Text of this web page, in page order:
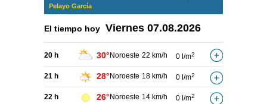
Pelayo García
El tiempo hoy Viernes 07.08.2026
20 h 30° Noroeste 22 km/h 0 l/m2
21 h 28° Noroeste 18 km/h 0 l/m2
22 h 26° Noroeste 14 km/h 0 l/m2